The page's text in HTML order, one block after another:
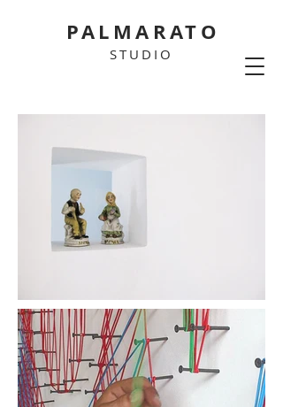
STUDIO
PALMARATO